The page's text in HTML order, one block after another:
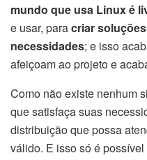
mundo que usa Linuxé
e usar, paracriar
necessidades; e isso
afeiçoam ao projeto e
Como não existe nenhum
que satisfaça suas
distribuição que possa
válido. E isso só é